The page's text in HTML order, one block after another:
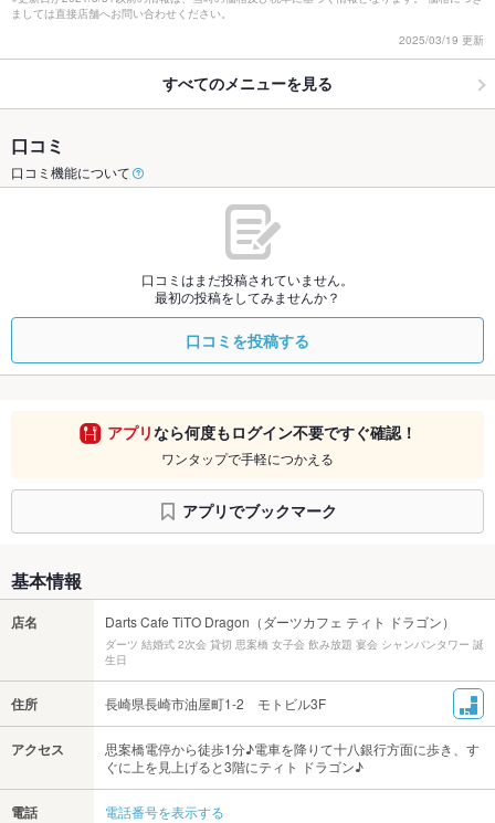
ましては直接店舗へお問い合わせください。
2025/03/19 更新
すべてのメニューを見る
口コミ
口コミ機能について
口コミはまだ投稿されていません。
最初の投稿をしてみませんか？
口コミを投稿する
アプリなら何度もログイン不要ですぐ確認！
ワンタップで手軽につかえる
アプリでブックマーク
基本情報
店名 Darts Cafe TiTO Dragon（ダーツカフェ ティト ドラゴン）
ダーツ 結婚式 2次会 貸切 思案橋 女子会 飲み放題 宴会 シャンパンタワー 誕
生日
住所 長崎県長崎市油屋町1-2 モトビル3F
アクセス
思案橋電停から徒歩1分♪電車を降りて十八銀行方面に歩き、す
ぐに上を見上げると3階にティト ドラゴン♪
電話 電話番号を表示する